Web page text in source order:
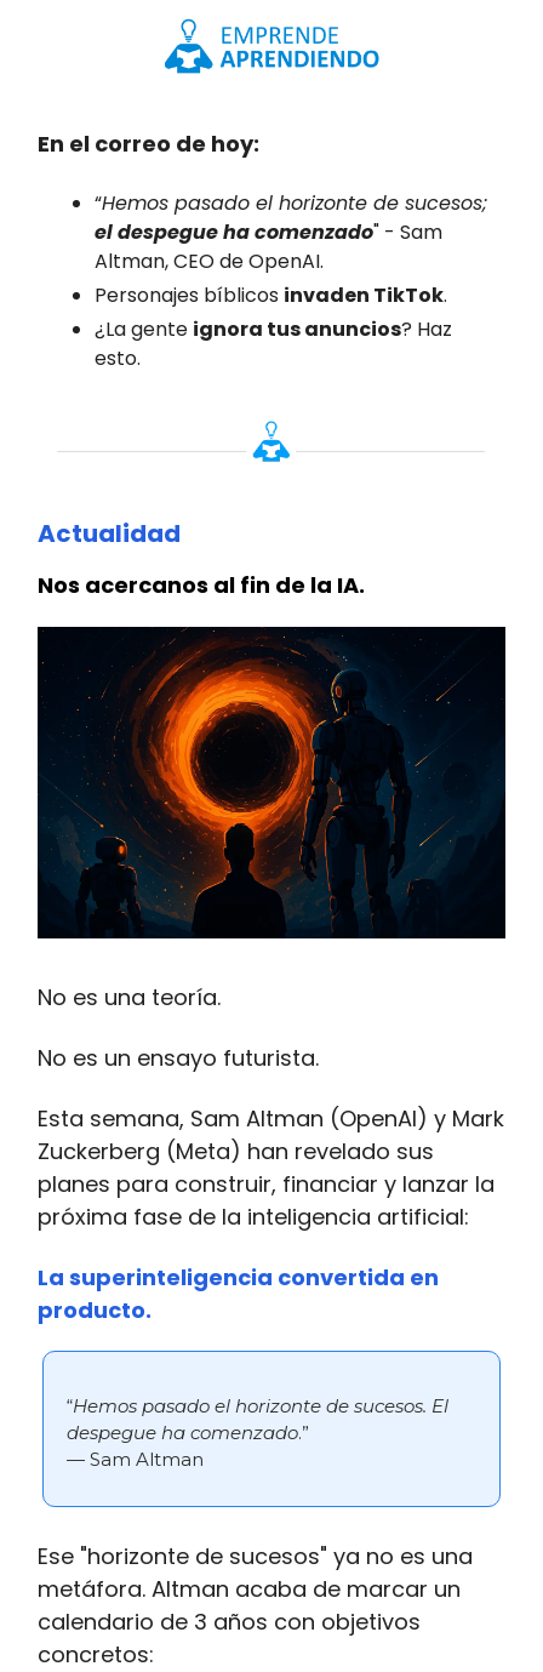
En el correo de hoy:
“Hemos pasado el horizonte de sucesos;
el despegue ha comenzado" - Sam
Altman, CEO de OpenAI.
Personajes bíblicos invaden TikTok.
¿La gente ignora tus anuncios? Haz
esto.
Actualidad
Nos acercanos al fin de la IA.
No es una teoría.
No es un ensayo futurista.
Esta semana, Sam Altman (OpenAI) y Mark
Zuckerberg (Meta) han revelado sus
planes para construir, financiar y lanzar la
próxima fase de la inteligencia artificial:
La superinteligencia convertida en
producto.
“Hemos pasado el horizonte de sucesos. El
despegue ha comenzado.”
— Sam Altman
Ese "horizonte de sucesos" ya no es una
metáfora. Altman acaba de marcar un
calendario de 3 años con objetivos
concretos: